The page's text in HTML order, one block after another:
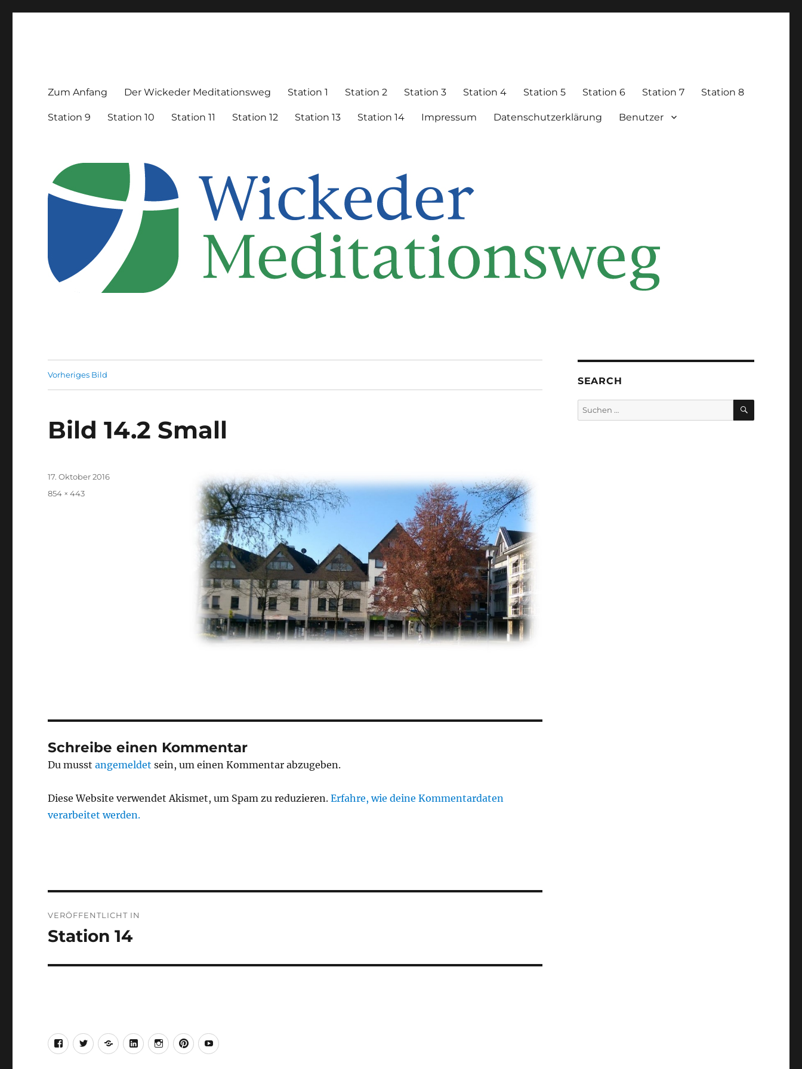
Zum Anfang Der Wickeder Meditationsweg Station 1 Station 2 Station 3 Station 4 Station 5 Station 6 Station 7 Station 8
Station 9 Station 10 Station 11 Station 12 Station 13 Station 14 Impressum Datenschutzerklärung Benutzer
Vorheriges Bild
Bild 14.2 Small
Veröffentlicht
17. Oktober 2016
Originalgröße
854 × 443
Schreibe einen Kommentar
Du musstangemeldet sein, um einen Kommentar abzugeben.
Diese Website verwendet Akismet, um Spam zu reduzieren.Erfahre, wie deine Kommentardaten
verarbeitet werden.
VERÖFFENTLICHT IN
Station 14
SEARCH
Suchen
nach:
SUCHEN
Facebook
TwitterGoogleLinkedinInstagram
PinterestYoutube